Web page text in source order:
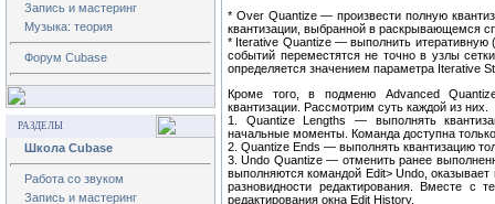
Запись и мастеринг
Музыка: теория
Форум Cubase
РАЗДЕЛЫ
Школа Cubase
Работа со звуком
Запись и мастеринг
* Over Quantize — произвести полную
квантизации, выбранной в раскрывающемся
* Iterative Quantize — выполнить итеративную
событий переместятся не точно в узлы
определяется значением параметра Iterative
Кроме того, в подменю Advanced
квантизации. Рассмотрим суть каждой из них.
1. Quantize Lengths — выполнять
начальные моменты. Команда доступна
2. Quantize Ends — выполнять квантизацию
3. Undo Quantize — отменить ранее
выполняются командой Edit> Undo, оказывает
разновидности редактирования. Вместе с
редактирования окна Edit History.